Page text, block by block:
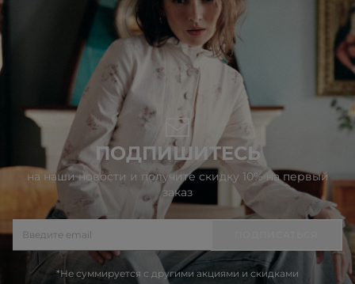
ПОДПИШИТЕСЬ
на наши новости и получите скидку 10% на первый
заказ
*Не суммируется с другими акциями и скидками